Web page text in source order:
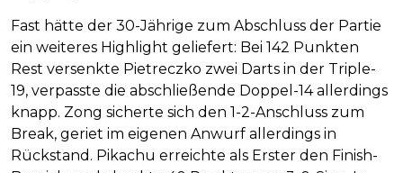
Fast hätte der 30-Jährige zum Abschluss der Partie
ein weiteres Highlight geliefert: Bei 142 Punkten
Rest versenkte Pietreczko zwei Darts in der Triple-
19, verpasste die abschließende Doppel-14 allerdings
knapp. Zong sicherte sich den 1-2-Anschluss zum
Break, geriet im eigenen Anwurf allerdings in
Rückstand. Pikachu erreichte als Erster den Finish-